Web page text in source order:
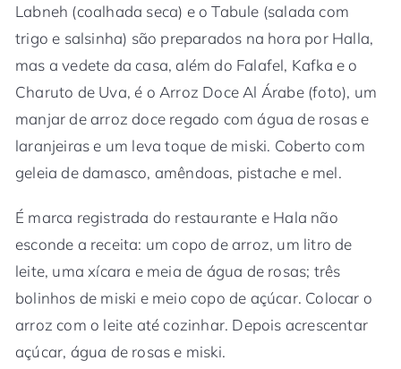
Labneh (coalhada seca) e o Tabule (salada com
trigo e salsinha) são preparados na hora por Halla,
mas a vedete da casa, além do Falafel, Kafka e o
Charuto de Uva, é o Arroz Doce Al Árabe (foto), um
manjar de arroz doce regado com água de rosas e
laranjeiras e um leva toque de miski. Coberto com
geleia de damasco, amêndoas, pistache e mel.
É marca registrada do restaurante e Hala não
esconde a receita: um copo de arroz, um litro de
leite, uma xícara e meia de água de rosas; três
bolinhos de miski e meio copo de açúcar. Colocar o
arroz com o leite até cozinhar. Depois acrescentar
açúcar, água de rosas e miski.